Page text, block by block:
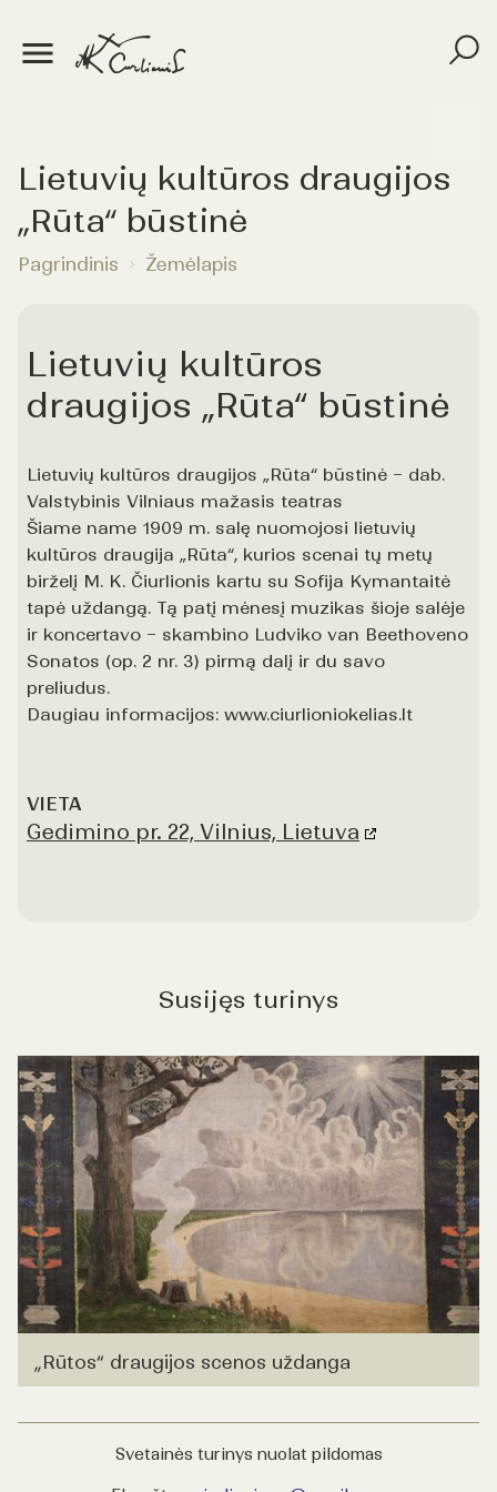
Lietuvių kultūros draugijos
„Rūta“ būstinė
Pagrindinis Žemėlapis
Lietuvių kultūros
draugijos „Rūta“ būstinė
Lietuvių kultūros draugijos „Rūta“ būstinė – dab.
Valstybinis Vilniaus mažasis teatras
Šiame name 1909 m. salę nuomojosi lietuvių
kultūros draugija „Rūta“, kurios scenai tų metų
birželį M. K. Čiurlionis kartu su Sofija Kymantaitė
tapė uždangą. Tą patį mėnesį muzikas šioje salėje
ir koncertavo – skambino Ludviko van Beethoveno
Sonatos (op. 2 nr. 3) pirmą dalį ir du savo
preliudus.
Daugiau informacijos: www.ciurlioniokelias.lt
VIETA
Gedimino pr. 22, Vilnius, Lietuva
Susijęs turinys
„Rūtos“ draugijos scenos uždanga
Svetainės turinys nuolat pildomas